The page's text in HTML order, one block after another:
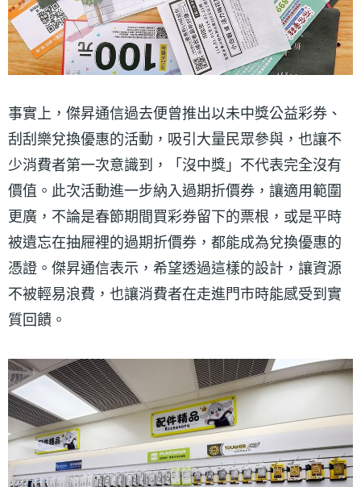
事實上，傑昇通信過去便曾推出以未中獎公益彩券、
刮刮樂兌換優惠的活動，吸引大量民眾參與，也讓不
少消費者第一次意識到，「沒中獎」不代表完全沒有
價值。此次活動進一步納入過期折價券，讓適用範圍
更廣，不論是春節期間買彩券留下的票根，或是平時
被遺忘在抽屜裡的過期折價券，都能成為兌換優惠的
憑證。傑昇通信表示，希望透過這樣的設計，讓資源
不被輕易浪費，也讓消費者在走進門市時能感受到實
質回饋。